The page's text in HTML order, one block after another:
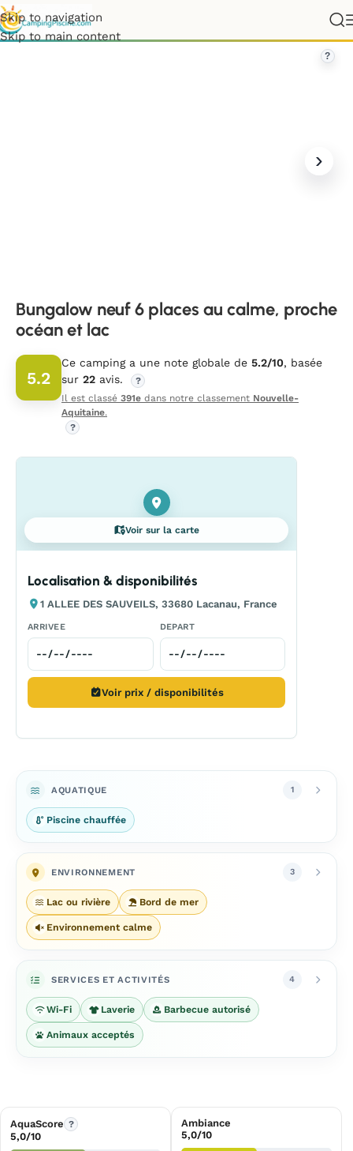
Skip to navigation
Skip to main content
» Bungalow neuf 6 places au calme, proche océan et lac
?
Bungalow neuf 6 places au calme, proche
océan et lac
5.2
Ce camping a une note globale de 5.2/10, basée
sur 22 avis.
?
Il est classé 391e dans notre classement Nouvelle-
Aquitaine.
?
Voir sur la carte
Localisation & disponibilités
1 ALLEE DES SAUVEILS, 33680 Lacanau, France
ARRIVEE DEPART
Voir prix / disponibilités
AQUATIQUE 1
Piscine chauffée
ENVIRONNEMENT 3
Lac ou rivière Bord de mer
Environnement calme
SERVICES ET ACTIVITÉS 4
Wi-Fi Laverie Barbecue autorisé
Animaux acceptés
AquaScore ?
5,0/10
Ambiance
5,0/10